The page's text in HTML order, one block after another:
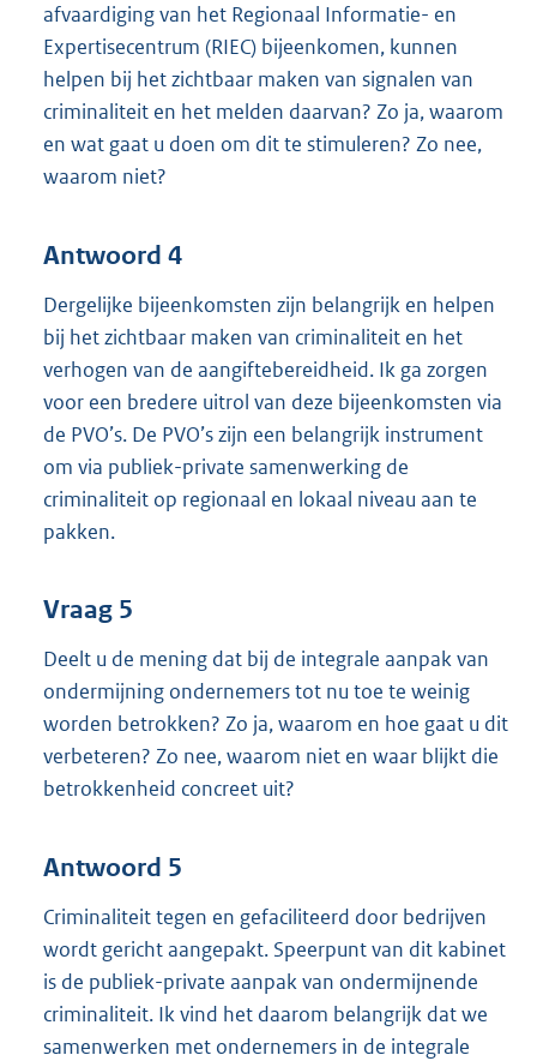
afvaardiging van het Regionaal Informatie- en
Expertisecentrum (RIEC) bijeenkomen, kunnen
helpen bij het zichtbaar maken van signalen van
criminaliteit en het melden daarvan? Zo ja, waarom
en wat gaat u doen om dit te stimuleren? Zo nee,
waarom niet?
Antwoord 4
Dergelijke bijeenkomsten zijn belangrijk en helpen
bij het zichtbaar maken van criminaliteit en het
verhogen van de aangiftebereidheid. Ik ga zorgen
voor een bredere uitrol van deze bijeenkomsten via
de PVO’s. De PVO’s zijn een belangrijk instrument
om via publiek-private samenwerking de
criminaliteit op regionaal en lokaal niveau aan te
pakken.
Vraag 5
Deelt u de mening dat bij de integrale aanpak van
ondermijning ondernemers tot nu toe te weinig
worden betrokken? Zo ja, waarom en hoe gaat u dit
verbeteren? Zo nee, waarom niet en waar blijkt die
betrokkenheid concreet uit?
Antwoord 5
Criminaliteit tegen en gefaciliteerd door bedrijven
wordt gericht aangepakt. Speerpunt van dit kabinet
is de publiek-private aanpak van ondermijnende
criminaliteit. Ik vind het daarom belangrijk dat we
samenwerken met ondernemers in de integrale